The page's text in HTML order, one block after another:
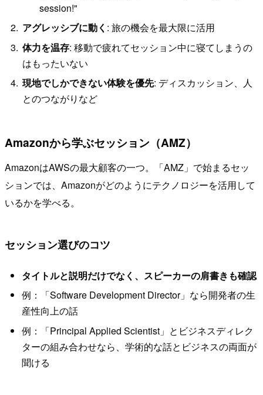
session!"
アグレッシブに動く : 旅の機会を最大限に活用
体力を温存: 移動で疲れてセッション中に寝てしまうの
はもったいない
現地でしかできない体験を優先: ディスカッション、人
とのつながりなど
Amazonから学ぶセッション（AMZ）
AmazonはAWSの最大顧客の一つ。「AMZ」で始まるセッ
ションでは、Amazonがどのようにテクノロジーを活用して
いるかを学べる。
セッション選びのコツ
タイトルと説明だけでなく、スピーカーの肩書きも確認
例：「Software Development Director」なら開発者の生
産性向上の話
例：「Principal Applied Scientist」とビジネスディレク
ターの組み合わせなら、学術的な話とビジネスの両面が
聞ける